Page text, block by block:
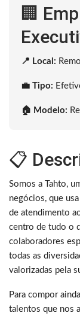
🏢
📍 Local:
💼 Tipo:
🏠 Modelo:
📋
Somos a Tahto,
negócios, que
de atendimento
centro de tudo o
colaboradores
todas as
valorizadas pela
Para compor
talentos que nos